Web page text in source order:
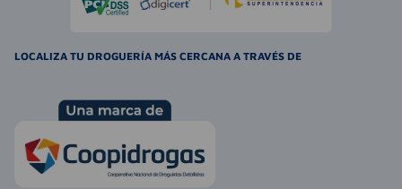
LOCALIZA TU DROGUERÍA MÁS CERCANA A TRAVÉS DE